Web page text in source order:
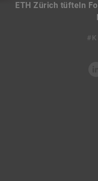
ETH Zürich tüfteln